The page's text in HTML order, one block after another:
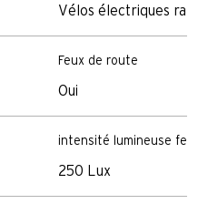
Vélos électriques
Feux de route
Oui
intensité lumineuse
250 Lux